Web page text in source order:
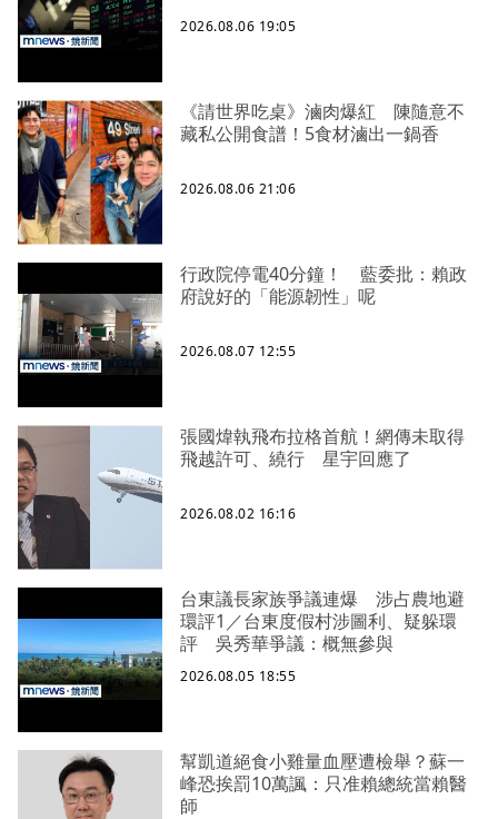
2026.08.06 19:05
《請世界吃桌》滷肉爆紅 陳隨意不
藏私公開食譜！5食材滷出一鍋香
2026.08.06 21:06
行政院停電40分鐘！ 藍委批：賴政
府說好的「能源韌性」呢
2026.08.07 12:55
張國煒執飛布拉格首航！網傳未取得
飛越許可、繞行 星宇回應了
2026.08.02 16:16
台東議長家族爭議連爆 涉占農地避
環評1／台東度假村涉圖利、疑躲環
評 吳秀華爭議：概無參與
2026.08.05 18:55
幫凱道絕食小雞量血壓遭檢舉？蘇一
峰恐挨罰10萬諷：只准賴總統當賴醫
師